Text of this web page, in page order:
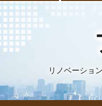
リノベーショ